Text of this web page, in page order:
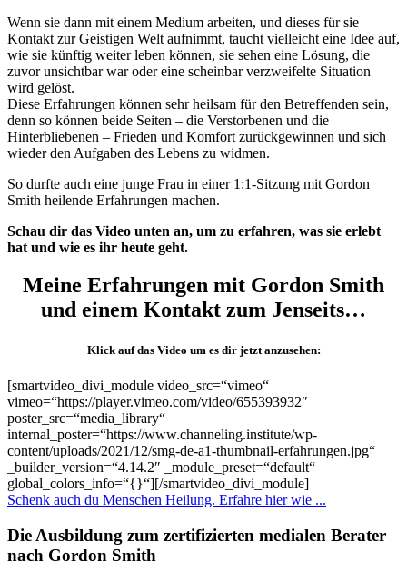
Wenn sie dann mit einem Medium arbeiten, und dieses für sie
Kontakt zur Geistigen Welt aufnimmt, taucht vielleicht eine Idee auf,
wie sie künftig weiter leben können, sie sehen eine Lösung, die
zuvor unsichtbar war oder eine scheinbar verzweifelte Situation
wird gelöst.
Diese Erfahrungen können sehr heilsam für den Betreffenden sein,
denn so können beide Seiten – die Verstorbenen und die
Hinterbliebenen – Frieden und Komfort zurückgewinnen und sich
wieder den Aufgaben des Lebens zu widmen.
So durfte auch eine junge Frau in einer 1:1-Sitzung mit Gordon
Smith heilende Erfahrungen machen.
Schau dir das Video unten an, um zu erfahren, was sie erlebt
hat und wie es ihr heute geht.
Meine Erfahrungen mit Gordon Smith
und einem Kontakt zum Jenseits…
Klick auf das Video um es dir jetzt anzusehen:
[smartvideo_divi_module video_src=“vimeo“
vimeo=“https://player.vimeo.com/video/655393932″
poster_src=“media_library“
internal_poster=“https://www.channeling.institute/wp-
content/uploads/2021/12/smg-de-a1-thumbnail-erfahrungen.jpg“
_builder_version=“4.14.2″ _module_preset=“default“
global_colors_info=“{}“][/smartvideo_divi_module]
Schenk auch du Menschen Heilung. Erfahre hier wie ...
Die Ausbildung zum zertifizierten medialen Berater
nach Gordon Smith